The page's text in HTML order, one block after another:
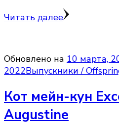
Читать далее
Обновлено на 10 марта,
2022Выпускники /
Кот мейн-кун
Augustine